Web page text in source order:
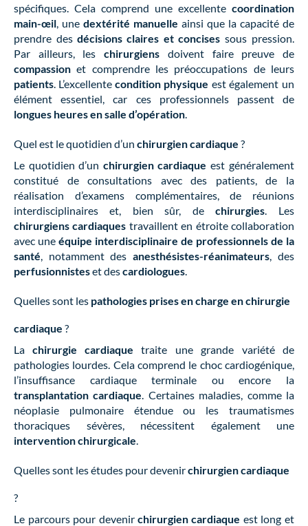
spécifiques. Cela comprend une excellente coordination
main-œil , une dextérité manuelle ainsi que la capacité de
prendre des décisions claires et concises sous pression.
Par ailleurs, les chirurgiens doivent faire preuve de
compassion et comprendre les préoccupations de leurs
patients . L’excellente condition physique est également un
élément essentiel, car ces professionnels passent de
longues heures en salle d’opération
Quel est le quotidien d’un chirurgien cardiaque ?
Le quotidien d’un chirurgien cardiaque est généralement
constitué de consultations avec des patients, de la
réalisation d’examens complémentaires, de réunions
interdisciplinaires et, bien sûr, de chirurgies . Les
chirurgiens cardiaques travaillent en étroite collaboration
avec une équipe interdisciplinaire de professionnels de la
santé , notamment des anesthésistes-réanimateurs , des
perfusionnisteset descardiologues
Quelles sont les pathologies prises en charge en chirurgie
cardiaque ?
La chirurgie cardiaque traite une grande variété de
pathologies lourdes. Cela comprend le choc cardiogénique,
l’insuffisance cardiaque terminale ou encore la
transplantation cardiaque . Certaines maladies, comme la
néoplasie pulmonaire étendue ou les traumatismes
thoraciques sévères, nécessitent également une
intervention chirurgicale
Quelles sont les études pour devenirchirurgien cardiaque
?
Le parcours pour devenir chirurgien cardiaque est long et